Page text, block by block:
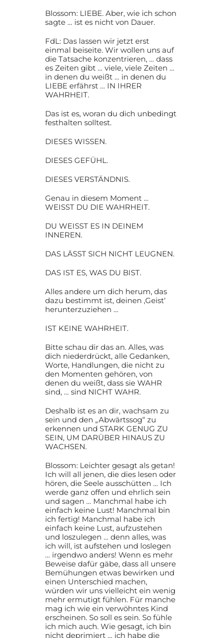
Blossom: LIEBE. Aber, wie ich schon
sagte … ist es nicht von Dauer.
FdL: Das lassen wir jetzt erst
einmal beiseite. Wir wollen uns auf
die Tatsache konzentrieren, … dass
es Zeiten gibt … viele, viele Zeiten …
in denen du weißt … in denen du
LIEBE erfährst … IN IHRER
WAHRHEIT.
Das ist es, woran du dich unbedingt
festhalten solltest.
DIESES WISSEN.
DIESES GEFÜHL.
DIESES VERSTÄNDNIS.
Genau in diesem Moment …
WEISST DU DIE WAHRHEIT.
DU WEISST ES IN DEINEM
INNEREN.
DAS LÄSST SICH NICHT LEUGNEN.
DAS IST ES, WAS DU BIST.
Alles andere um dich herum, das
dazu bestimmt ist, deinen ‚Geist‘
herunterzuziehen …
IST KEINE WAHRHEIT.
Bitte schau dir das an. Alles, was
dich niederdrückt, alle Gedanken,
Worte, Handlungen, die nicht zu
den Momenten gehören, von
denen du weißt, dass sie WAHR
sind, … sind NICHT WAHR.
Deshalb ist es an dir, wachsam zu
sein und den „Abwärtssog“ zu
erkennen und STARK GENUG ZU
SEIN, UM DARÜBER HINAUS ZU
WACHSEN.
Blossom: Leichter gesagt als getan!
Ich will all jenen, die dies lesen oder
hören, die Seele ausschütten … Ich
werde ganz offen und ehrlich sein
und sagen … Manchmal habe ich
einfach keine Lust! Manchmal bin
ich fertig! Manchmal habe ich
einfach keine Lust, aufzustehen
und loszulegen … denn alles, was
ich will, ist aufstehen und loslegen
… irgendwo anders! Wenn es mehr
Beweise dafür gäbe, dass all unsere
Bemühungen etwas bewirken und
einen Unterschied machen,
würden wir uns vielleicht ein wenig
mehr ermutigt fühlen. Für manche
mag ich wie ein verwöhntes Kind
erscheinen. So soll es sein. So fühle
ich mich auch. Wie gesagt, ich bin
nicht deprimiert … ich habe die